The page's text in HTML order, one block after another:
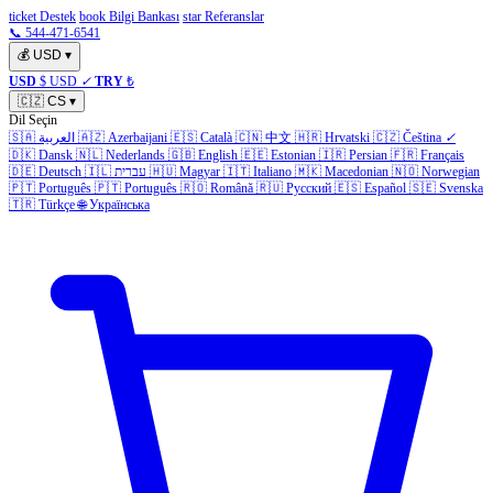
ticket Destek book Bilgi Bankası star Referanslar
📞 544-471-6541
💰 USD ▾
USD $ USD ✓ TRY ₺
🇨🇿 CS ▾
Dil Seçin
🇸🇦 العربية 🇦🇿 Azerbaijani 🇪🇸 Català 🇨🇳 中文 🇭🇷 Hrvatski 🇨🇿 Čeština ✓
🇩🇰 Dansk 🇳🇱 Nederlands 🇬🇧 English 🇪🇪 Estonian 🇮🇷 Persian 🇫🇷 Français
🇩🇪 Deutsch 🇮🇱 עברית 🇭🇺 Magyar 🇮🇹 Italiano 🇲🇰 Macedonian 🇳🇴 Norwegian
🇵🇹 Português 🇵🇹 Português 🇷🇴 Română 🇷🇺 Русский 🇪🇸 Español 🇸🇪 Svenska
🇹🇷 Türkçe 🌐 Українська